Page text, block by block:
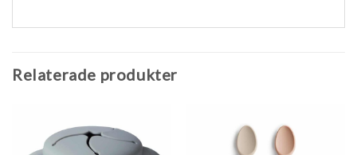
Relaterade produkter